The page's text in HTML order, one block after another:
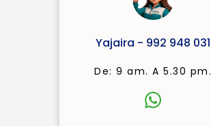
Yajaira - 992 948 031
De: 9 am. A 5.30 pm.